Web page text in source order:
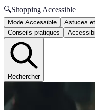
🔍Shopping Accessible
Mode Accessible Astuces
Conseils pratiques
Rechercher